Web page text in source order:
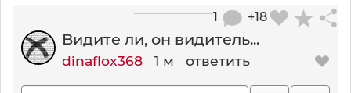
+18
1
Видите ли, он видитель...
dinaflox368 1 м ответить